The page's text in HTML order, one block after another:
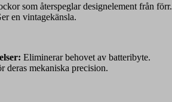
som återspeglar designelement från förr.
en vintagekänsla.
Eliminerar behovet av batteribyte.
deras mekaniska precision.